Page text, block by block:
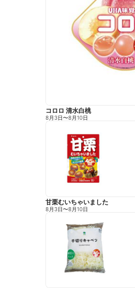
コロロ 清水白桃
8月3日〜8月10日
甘栗むいちゃいました
8月3日〜8月10日